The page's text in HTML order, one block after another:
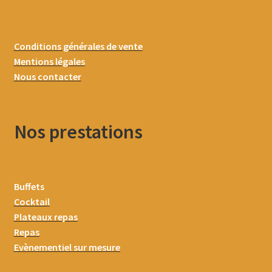
Conditions générales de vente
Mentions légales
Nous contacter
Nos prestations
Buffets
Cocktail
Plateaux repas
Repas
Evènementiel sur mesure